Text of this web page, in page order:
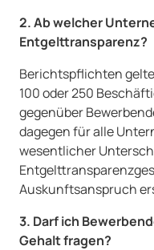
2. Ab welcher
Entgelttransparenz?
Berichtspflichten
100 oder 250
gegenüber
dagegen für alle
wesentlicher
Auskunftsanspruch
3. Darf ich
Gehalt fragen?